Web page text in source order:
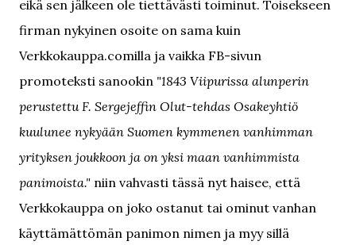
eikä sen jälkeen ole tiettävästi toiminut. Toisekseen
firman nykyinen osoite on sama kuin
Verkkokauppa.comilla ja vaikka FB-sivun
promoteksti sanookin "1843 Viipurissa alunperin
perustettu F. Sergejeffin Olut-tehdas Osakeyhtiö
kuulunee nykyään Suomen kymmenen vanhimman
yrityksen joukkoon ja on yksi maan vanhimmista
panimoista." niin vahvasti tässä nyt haisee, että
Verkkokauppa on joko ostanut tai ominut vanhan
käyttämättömän panimon nimen ja myy sillä